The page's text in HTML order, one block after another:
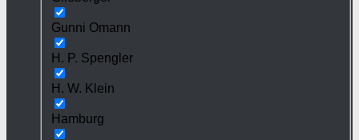
Gunni Omann
H. P. Spengler
H. W. Klein
Hamburg